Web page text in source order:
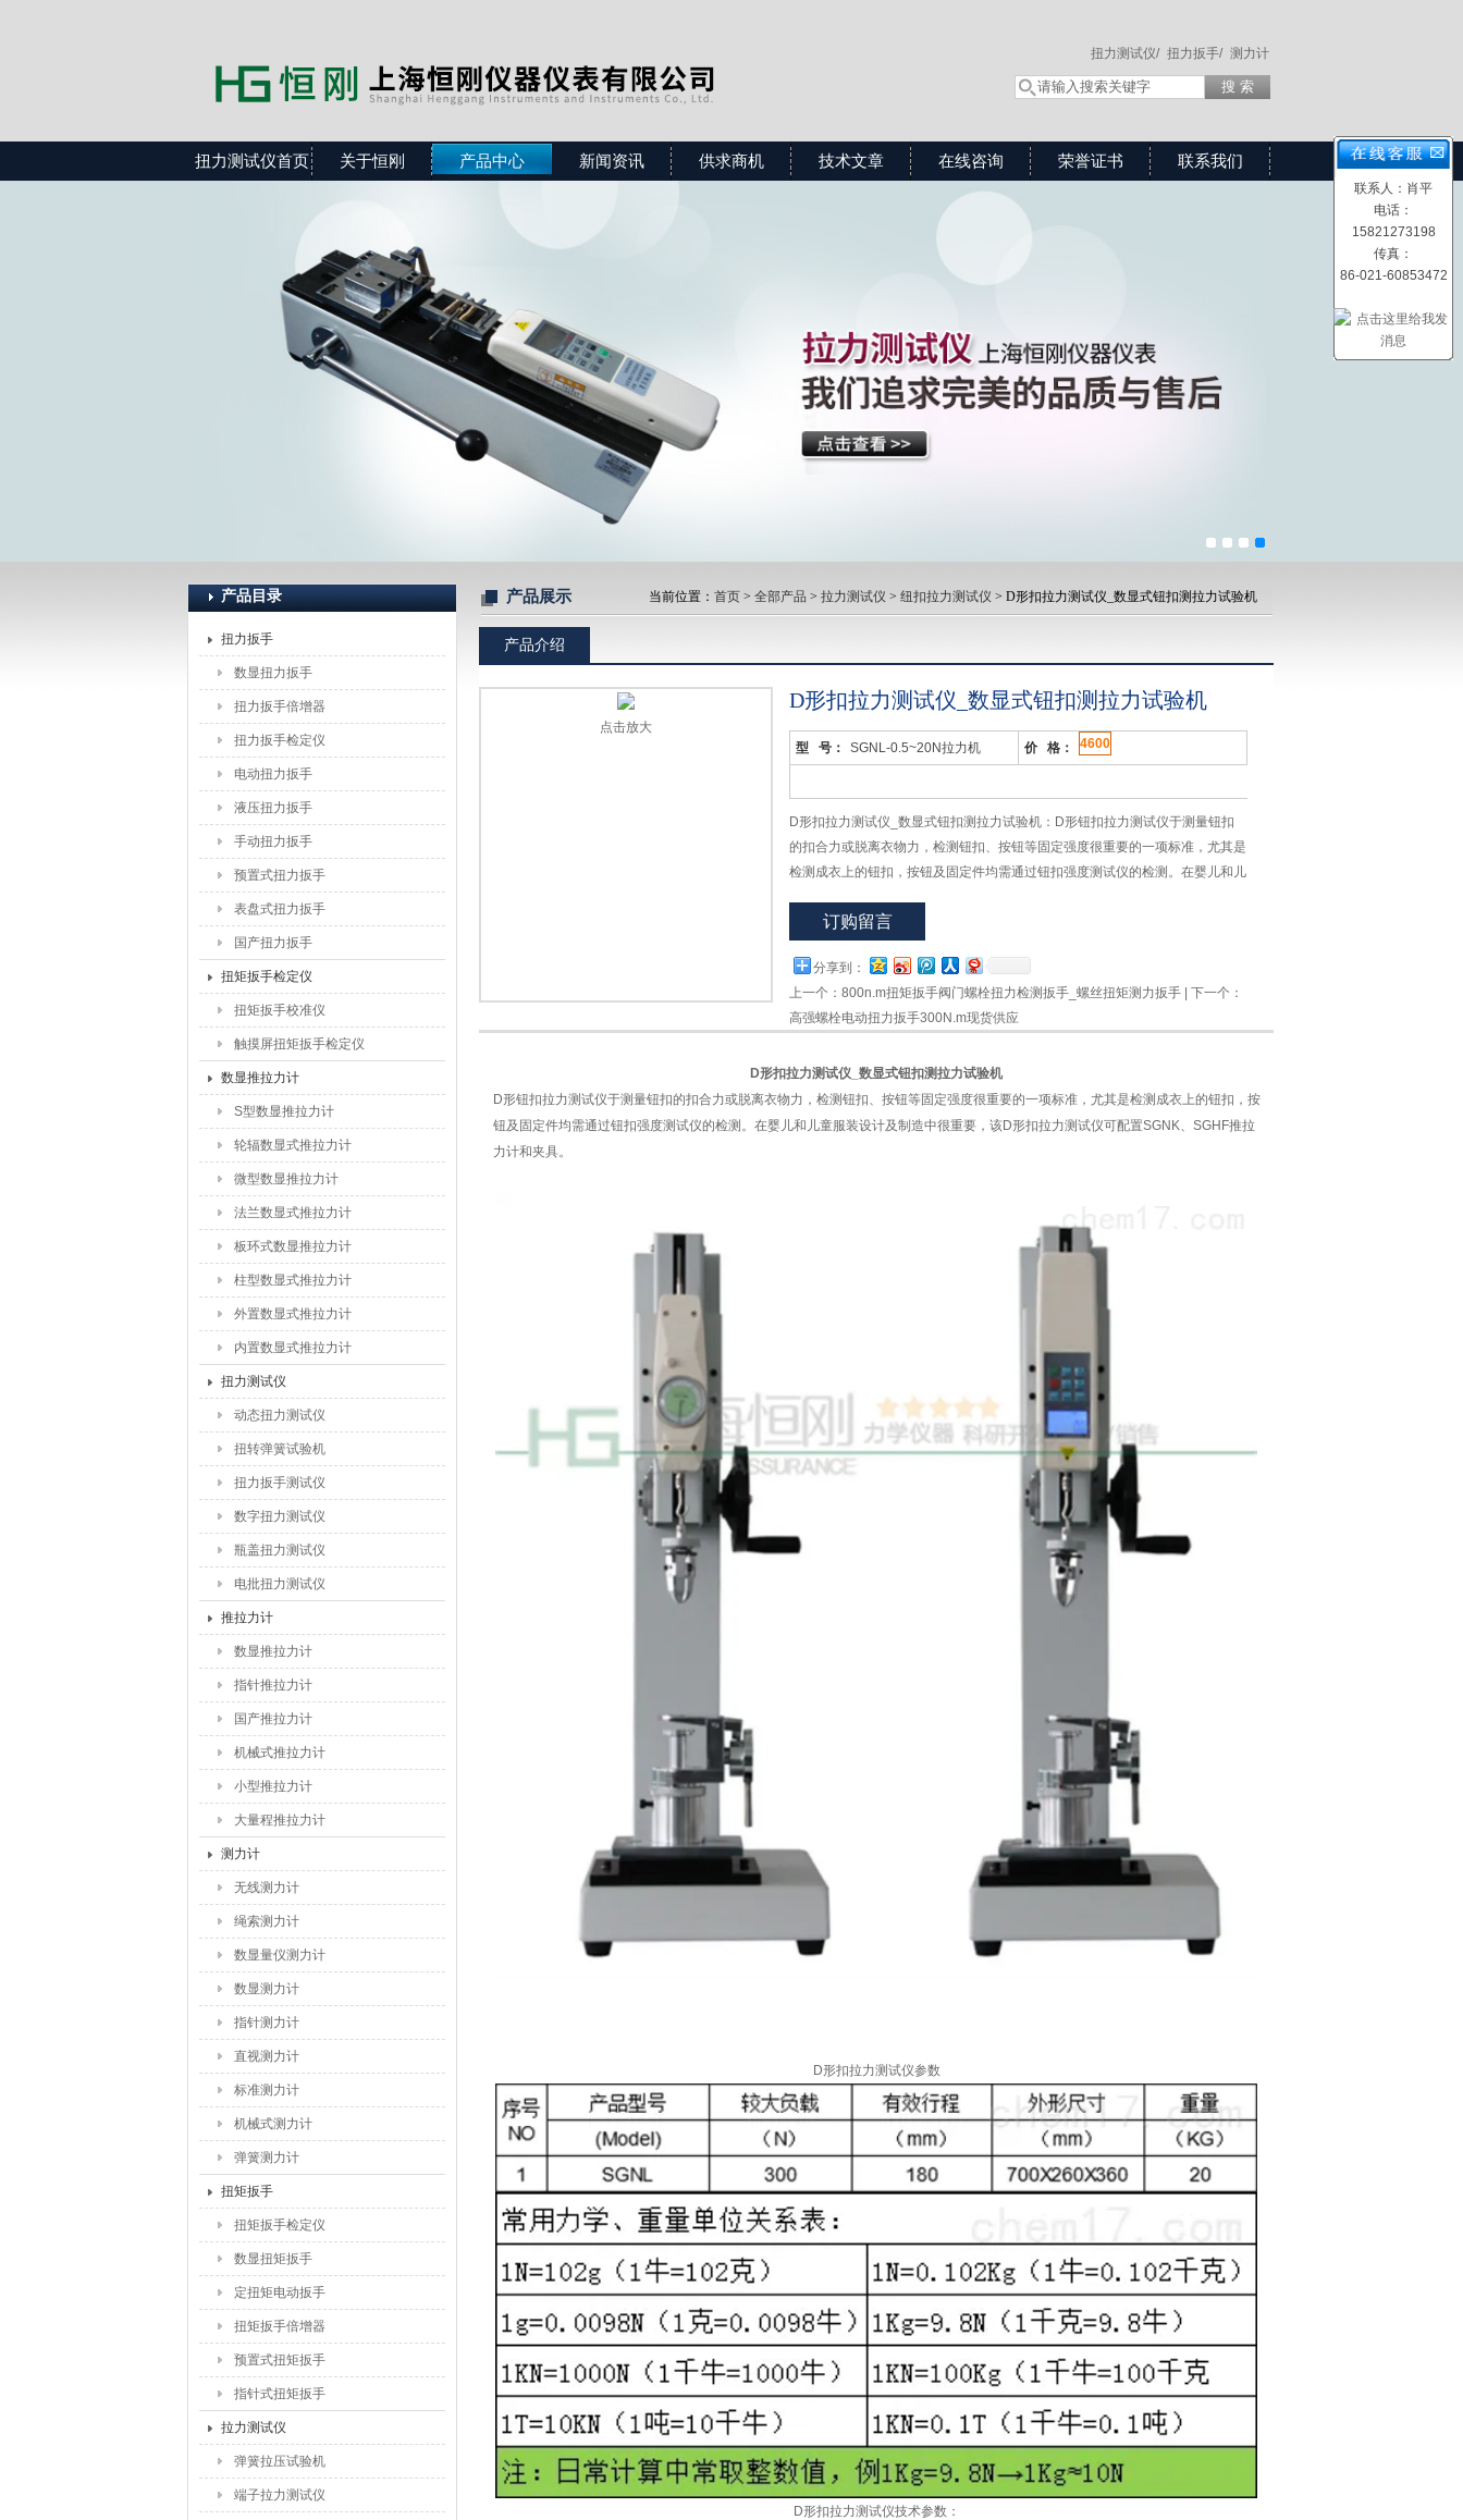
测力计
扭力扳手/
扭力测试仪/
扭力测试仪首页 关于恒刚 产品中心 新闻资讯 供求商机 技术文章 在线咨询 荣誉证书 联系我们
产品目录
扭力扳手
数显扭力扳手
扭力扳手倍增器
扭力扳手检定仪
电动扭力扳手
液压扭力扳手
手动扭力扳手
预置式扭力扳手
表盘式扭力扳手
国产扭力扳手
扭矩扳手检定仪
扭矩扳手校准仪
触摸屏扭矩扳手检定仪
数显推拉力计
S型数显推拉力计
轮辐数显式推拉力计
微型数显推拉力计
法兰数显式推拉力计
板环式数显推拉力计
柱型数显式推拉力计
外置数显式推拉力计
内置数显式推拉力计
扭力测试仪
动态扭力测试仪
扭转弹簧试验机
扭力扳手测试仪
数字扭力测试仪
瓶盖扭力测试仪
电批扭力测试仪
推拉力计
数显推拉力计
指针推拉力计
国产推拉力计
机械式推拉力计
小型推拉力计
大量程推拉力计
测力计
无线测力计
绳索测力计
数显量仪测力计
数显测力计
指针测力计
直视测力计
标准测力计
机械式测力计
弹簧测力计
扭矩扳手
扭矩扳手检定仪
数显扭矩扳手
定扭矩电动扳手
扭矩扳手倍增器
预置式扭矩扳手
指针式扭矩扳手
拉力测试仪
弹簧拉压试验机
端子拉力测试仪
产品展示 当前位置： 首页 > 全部产品 > 拉力测试仪 > 纽扣拉力测试仪 > D形扣拉力测试仪_数显式钮扣测拉力试验机
产品介绍
点击放大
D形扣拉力测试仪_数显式钮扣测拉力试验机
型 号： SGNL-0.5~20N拉力机 价 格： 4600
D形扣拉力测试仪_数显式钮扣测拉力试验机：D形钮扣拉力测试仪于测量钮扣
的扣合力或脱离衣物力，检测钮扣、按钮等固定强度很重要的一项标准，尤其是
检测成衣上的钮扣，按钮及固定件均需通过钮扣强度测试仪的检测。在婴儿和儿
和夹具。订购留言
分享到：
上一个： 800n.m扭矩扳手阀门螺栓扭力检测扳手_螺丝扭矩测力扳手 | 下一个：
高强螺栓电动扭力扳手300N.m现货供应
D形扣拉力测试仪_数显式钮扣测拉力试验机
D形钮扣拉力测试仪于测量钮扣的扣合力或脱离衣物力，检测钮扣、按钮等固定强度很重要的一项标准，尤其是检测 成衣上的钮扣，按
钮及固定件均需通过钮扣强度测试仪的检测。 在婴儿和儿童服装设计及制造中很重要，该D形扣拉力测试仪可配置SGNK、SGHF推拉
力计和夹具。
D形扣拉力测试仪参数
D形扣拉力测试仪技术参数：
联系人：肖平
电话：
15821273198
传真：
86-021-60853472